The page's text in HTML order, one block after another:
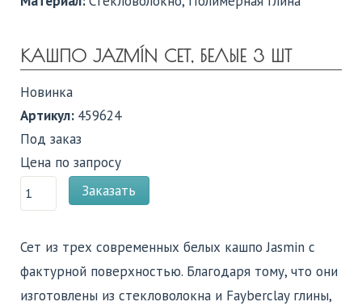
КАШПО JAZMÍN СЕТ, БЕЛЫЕ 3 ШТ
Новинка
Артикул: 459624
Под заказ
Цена по запросу
Заказать
Сет из трех современных белых кашпо Jasmin с
фактурной поверхностью. Благодаря тому, что они
изготовлены из стекловолокна и Fayberclay глины,